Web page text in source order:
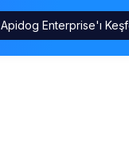
Apidog Enterprise'ı